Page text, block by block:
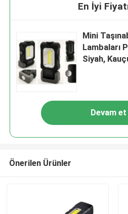
En İyi
Mini
Lambaları
Siyah,
Devam et
Önerilen Ürünler